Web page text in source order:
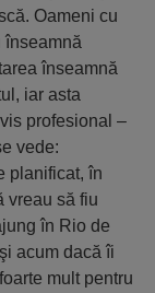
Oameni cu
înseamnă
înseamnă
iar asta
profesional –
vede:
planificat, în
vreau să fiu
în Rio de
acum dacă îi
mult pentru